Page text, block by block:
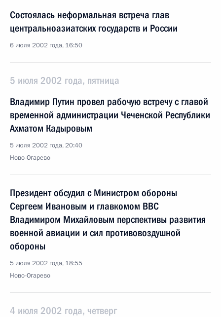
Состоялась неформальная встреча глав
центральноазиатских государств и России
6 июля 2002 года, 16:50
5 июля 2002 года, пятница
Владимир Путин провел рабочую встречу с главой
временной администрации Чеченской Республики
Ахматом Кадыровым
5 июля 2002 года, 20:40
Ново-Огарево
Президент обсудил с Министром обороны
Сергеем Ивановым и главкомом ВВС
Владимиром Михайловым перспективы развития
военной авиации и сил противовоздушной
обороны
5 июля 2002 года, 18:55
Ново-Огарево
4 июля 2002 года, четверг